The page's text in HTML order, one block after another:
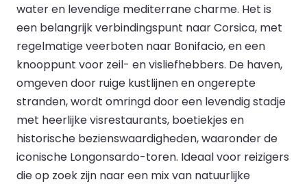
water en levendige mediterrane charme. Het is
een belangrijk verbindingspunt naar Corsica, met
regelmatige veerboten naar Bonifacio, en een
knooppunt voor zeil- en visliefhebbers. De haven,
omgeven door ruige kustlijnen en ongerepte
stranden, wordt omringd door een levendig stadje
met heerlijke visrestaurants, boetiekjes en
historische bezienswaardigheden, waaronder de
iconische Longonsardo-toren. Ideaal voor reizigers
die op zoek zijn naar een mix van natuurlijke